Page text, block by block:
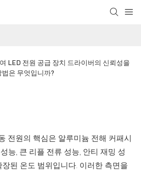
LED 전원 공급 장치 드라이버의 신뢰성을
은 무엇입니까?
전원의 핵심은 알루미늄 전해 커패시
능, 큰 리플 전류 성능, 안티 재밍 성
된 온도 범위입니다. 이러한 측면을